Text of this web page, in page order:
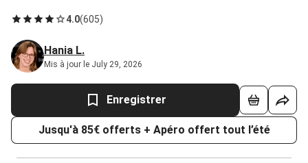
4.0(605)
Hania L.
Mis à jour le July 29, 2026
Enregistrer
Jusqu'à 85€ offerts + Apéro offert tout l’été